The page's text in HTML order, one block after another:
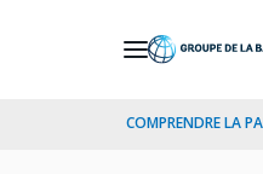
COMPRENDRE LA